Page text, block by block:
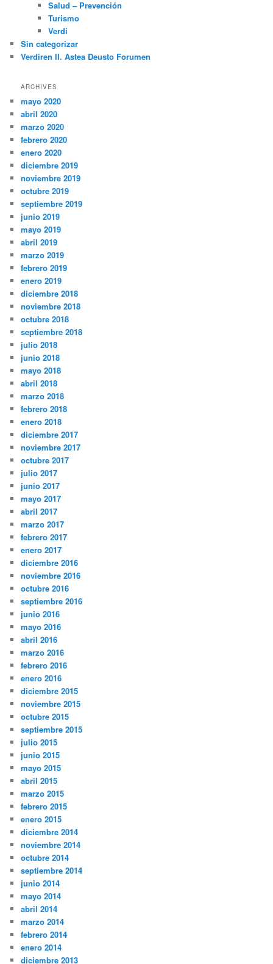
Salud – Prevención
Turismo
Verdi
Sin categorizar
Verdiren II. Astea Deusto Forumen
ARCHIVES
mayo 2020
abril 2020
marzo 2020
febrero 2020
enero 2020
diciembre 2019
noviembre 2019
octubre 2019
septiembre 2019
junio 2019
mayo 2019
abril 2019
marzo 2019
febrero 2019
enero 2019
diciembre 2018
noviembre 2018
octubre 2018
septiembre 2018
julio 2018
junio 2018
mayo 2018
abril 2018
marzo 2018
febrero 2018
enero 2018
diciembre 2017
noviembre 2017
octubre 2017
julio 2017
junio 2017
mayo 2017
abril 2017
marzo 2017
febrero 2017
enero 2017
diciembre 2016
noviembre 2016
octubre 2016
septiembre 2016
junio 2016
mayo 2016
abril 2016
marzo 2016
febrero 2016
enero 2016
diciembre 2015
noviembre 2015
octubre 2015
septiembre 2015
julio 2015
junio 2015
mayo 2015
abril 2015
marzo 2015
febrero 2015
enero 2015
diciembre 2014
noviembre 2014
octubre 2014
septiembre 2014
junio 2014
mayo 2014
abril 2014
marzo 2014
febrero 2014
enero 2014
diciembre 2013